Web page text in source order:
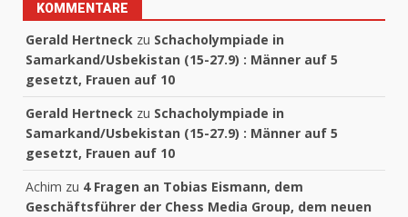
KOMMENTARE
Gerald Hertneck zu Schacholympiade in
Samarkand/Usbekistan (15-27.9) : Männer auf 5
gesetzt, Frauen auf 10
Gerald Hertneck zu Schacholympiade in
Samarkand/Usbekistan (15-27.9) : Männer auf 5
gesetzt, Frauen auf 10
Achim zu 4 Fragen an Tobias Eismann, dem
Geschäftsführer der Chess Media Group, dem neuen